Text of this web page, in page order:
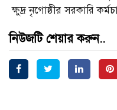
ক্ষুদ্র নৃগোষ্ঠীর সরকারি
নিউজটি শেয়ার করুন..